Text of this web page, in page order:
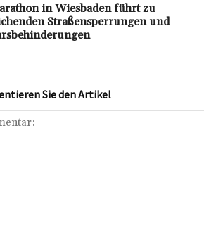
in Wiesbaden führt zu
Straßensperrungen und
Sie den Artikel